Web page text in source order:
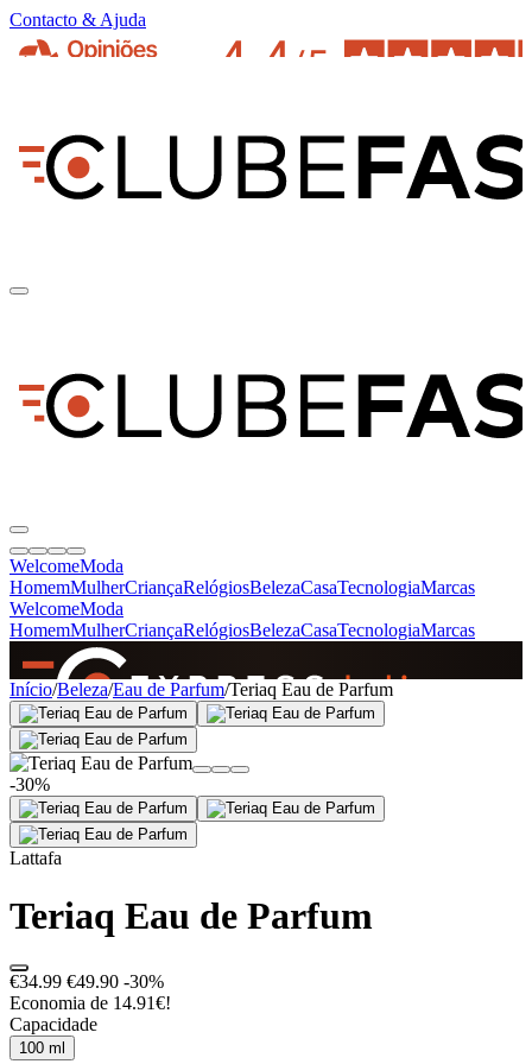
Contacto & Ajuda
WelcomeModa
HomemMulherCriançaRelógiosBelezaCasaTecnologiaMarcas
WelcomeModa
HomemMulherCriançaRelógiosBelezaCasaTecnologiaMarcas
SINCE 2005
+de 36.000 reviews
Início/Beleza/Eau de Parfum/Teriaq Eau de Parfum
-30%
Lattafa
Teriaq Eau de Parfum
€34.99 €49.90 -30%
Economia de 14.91€!
Capacidade
100 ml